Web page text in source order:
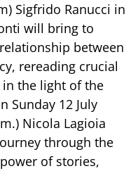
Sigfrido Ranucci in
will bring to
between
rereading crucial
the light of the
Sunday 12 July
Nicola Lagioia
through the
of stories,